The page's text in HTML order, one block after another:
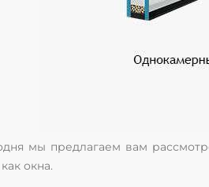
мы предлагаем вам
окна.